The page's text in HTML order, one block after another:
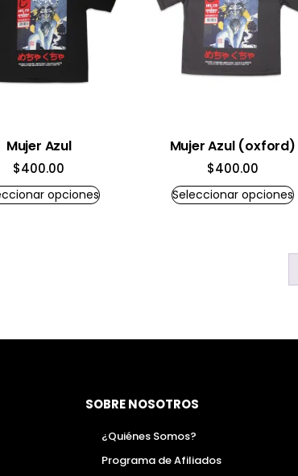
Mujer Azul
$400.00
opciones
Mujer Azul (oxford)
$400.00
Seleccionar opciones
SOBRE NOSOTROS
¿Quiénes Somos?
Programa de Afiliados